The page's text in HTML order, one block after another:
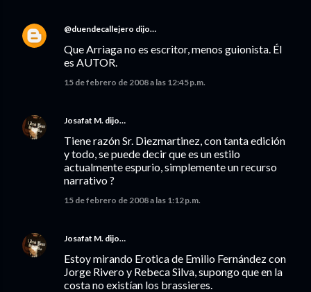
@duendecallejero dijo…
Que Arriaga no es escritor, menos guionista. Él
es AUTOR.
15 de febrero de 2008 a las 12:45 p.m.
Josafat M. dijo…
Tiene razón Sr. Diezmartinez, con tanta edición
y todo, se puede decir que es un estilo
actualmente espurio, simplemente un recurso
narrativo ?
15 de febrero de 2008 a las 1:12 p.m.
Josafat M. dijo…
Estoy mirando Erotica de Emilio Fernández con
Jorge Rivero y Rebeca Silva, supongo que en la
costa no existían los brassieres.